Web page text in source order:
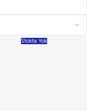
Stokta Yok